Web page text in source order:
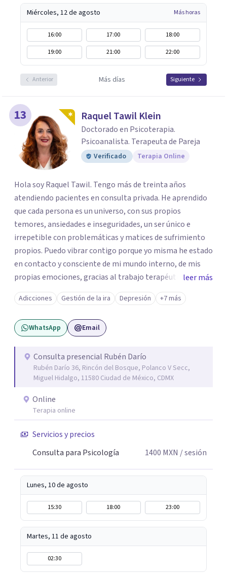
Miércoles, 12 de agosto Más horas
16:00 17:00
18:00
19:00
21:00 22:00
Anterior Más días Siguiente
13 Raquel Tawil Klein
Doctorado en Psicoterapia.
Psicoanalista. Terapeuta de Pareja
Verificado Terapia Online
Hola soy Raquel Tawil. Tengo más de treinta años
atendiendo pacientes en consulta privada. He aprendido
que cada persona es un universo, con sus propios
temores, ansiedades e inseguridades, un ser único e
irrepetible con problemáticas y matices de sufrimiento
propios. Puedo vibrar contigo porque yo misma he estado
en contacto y consciente de mi mundo interno, de mis
propias emociones, gracias al trabajo terapéutico que he
llevado como parte de mi formación como
psicoterapeuta, lo que me permitirá comprenderte
mejor. Nadie puede entender al otro si no se ha puesto en
contacto consigo mismo. Me gustaría acompañarte en
motivo la vida te esta poniendo retos difíciles estoy aquí
para acompañarte y buscar las mejores soluciones. Si
estas sufriendo puedo ayudarte a aminorarlo y resolverlo
a través del trabajo conjunto de recordar, reacomodar,
resignificar y elaborar, para que puedas sentirte mejor,
ser mas productivo y en general tener una vida más feliz.
Mi lema es: PUEDES ESTAR MEJOR.
leer más
Adicciones Gestión de la ira Depresión +7 más
WhatsApp Email
Consulta presencial Rubén Darío
Rubén Darío 36, Rincón del Bosque, Polanco V Secc,
Miguel Hidalgo, 11580 Ciudad de México, CDMX
Online
Terapia online
Servicios y precios
Consulta para Psicología
1400 MXN / sesión
Lunes, 10 de agosto
15:30 18:00 23:00
Martes, 11 de agosto
02:30